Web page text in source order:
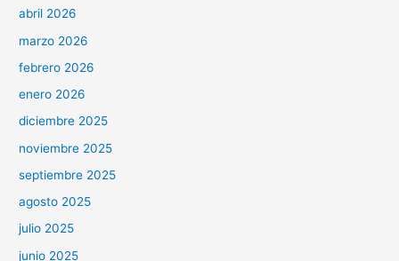
abril 2026
marzo 2026
febrero 2026
enero 2026
diciembre 2025
noviembre 2025
septiembre 2025
agosto 2025
julio 2025
junio 2025